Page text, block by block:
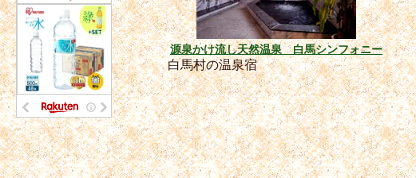
源泉かけ流し天然温泉 白馬シンフォニー
白馬村の温泉宿